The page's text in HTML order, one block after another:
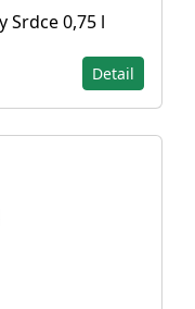
Srdce 0,75 l
Detail